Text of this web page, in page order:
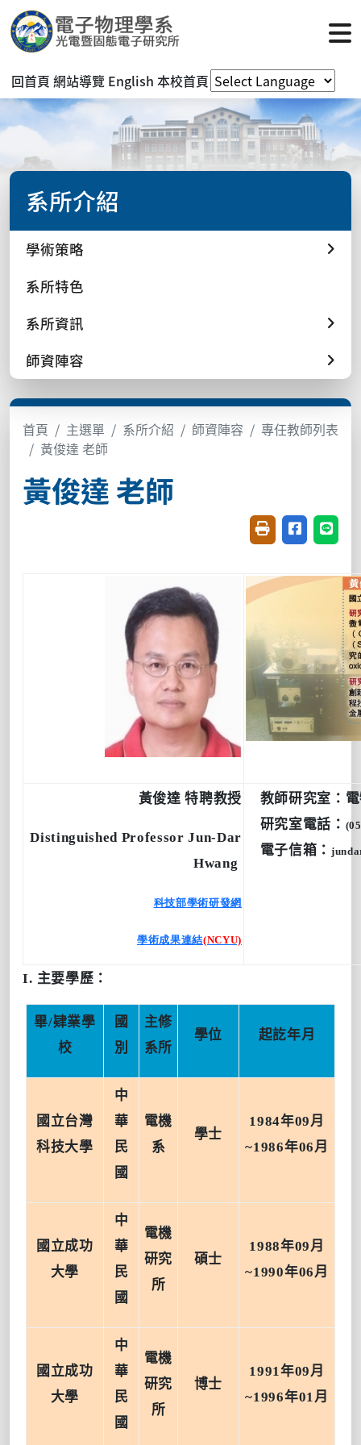
回首頁 網站導覽 English 本校首頁
系所介紹
學術策略
系所特色
系所資訊
師資陣容
首頁 主選單 系所介紹 師資陣容
專任教師列表
黃俊達 老師
黃俊達 老師
友善列印(開新視
分享至臉書
分享
黃俊達 特聘教授
Distinguished Professor Jun-Dar
Hwang
科技部學術研發網
學術成果連結(NCYU)
教師研究室：
研究室電話：
電子信箱：
I. 主要學歷：
畢/肄業學
校
國
別
主修
系所
學位 起訖年月
國立台灣
科技大學
中
華
民
國
電機
系
學士
1984年09月
~1986年06月
國立成功
大學
中
華
民
國
電機
研究
所
碩士
1988年09月
~1990年06月
國立成功
大學
中
華
民
國
電機
研究
所
博士
1991 年09月
~1996年01 月